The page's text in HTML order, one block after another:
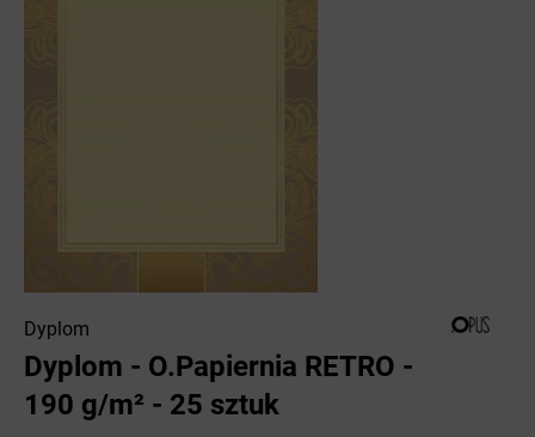
Dyplom
Dyplom - O.Papiernia RETRO -
190 g/m² - 25 sztuk